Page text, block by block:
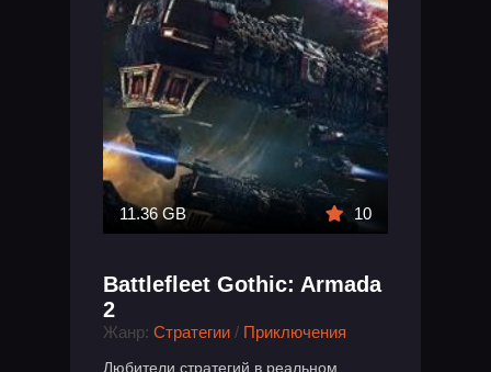
11.36 GB 10
Battlefleet Gothic: Armada
2
Жанр: Стратегии / Приключения
Любители стратегий в реальном